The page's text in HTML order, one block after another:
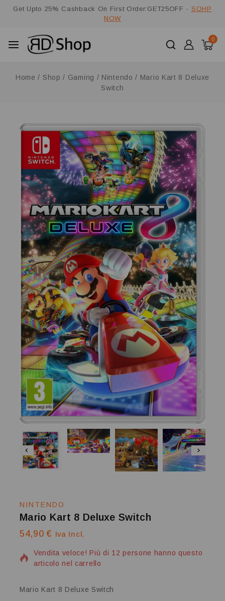
Get Upto 25% Cashback On First Order:GET25OFF - SOHP
NOW
0
Home / Shop / Gaming / Nintendo / Mario Kart 8 Deluxe
Switch
NINTENDO
Mario Kart 8 Deluxe Switch
54,90€ Iva Incl.
9 prodotti venduti nelle ultime 4 ore
Vendita veloce! Più di 12 persone hanno questo
articolo nel carrello
Mario Kart 8 Deluxe Switch